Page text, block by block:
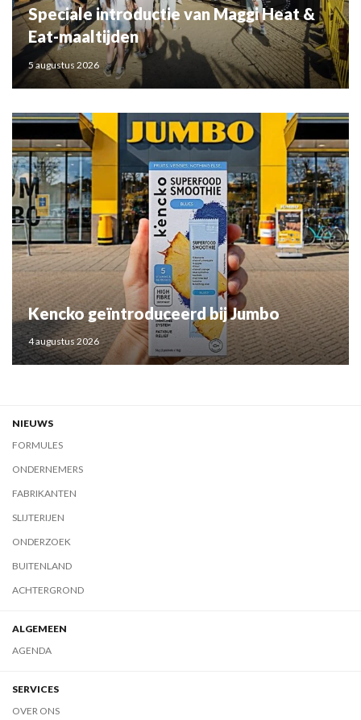
Speciale introductie van Maggi Heat &
Eat-maaltijden
5 augustus 2026
Kencko geïntroduceerd bij Jumbo
4 augustus 2026
NIEUWS
FORMULES
ONDERNEMERS
FABRIKANTEN
SLIJTERIJEN
ONDERZOEK
BUITENLAND
ACHTERGROND
ALGEMEEN
AGENDA
SERVICES
OVER ONS